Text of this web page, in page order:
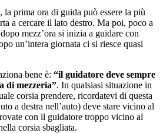
prima ora di guida può essere la più
a cercare il lato destro. Ma poi, poco a
mezz’ora si inizia a guidare con
un’intera giornata ci si riesce quasi
bene è: “il guidatore deve sempre
di mezzeria”. In qualsiasi situazione in
corsia prendere, ricordatevi di questa
a destra nell’auto) deve stare vicino al
con il guidatore troppo vicino al
corsia sbagliata.